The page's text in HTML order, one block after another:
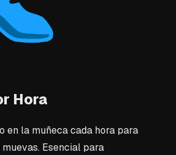
Hora
en la muñeca cada hora para
Esencial para